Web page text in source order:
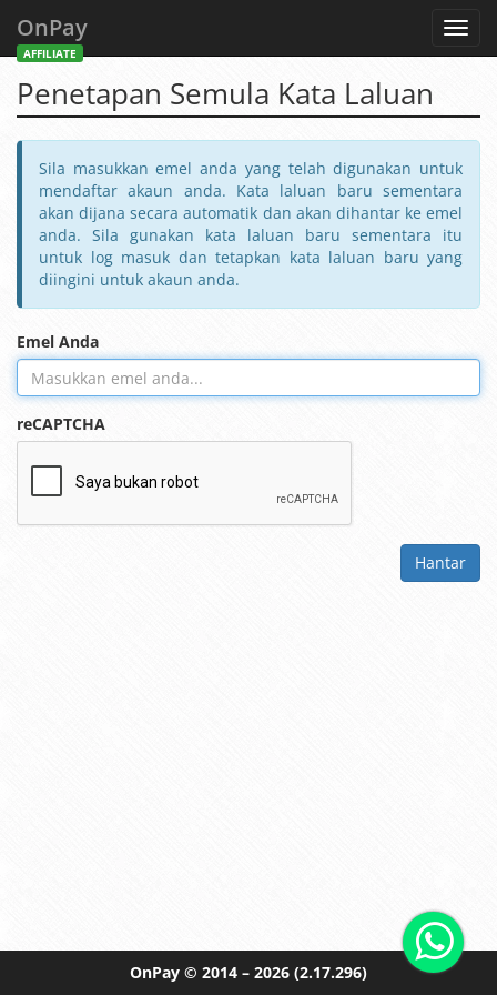
OnPay
AFFILIATE
Penetapan Semula Kata Laluan
Sila masukkan emel anda yang telah digunakan untuk
mendaftar akaun anda. Kata laluan baru sementara
akan dijana secara automatik dan akan dihantar ke emel
anda. Sila gunakan kata laluan baru sementara itu
untuk log masuk dan tetapkan kata laluan baru yang
diingini untuk akaun anda.
Emel Anda
reCAPTCHA
Hantar
OnPay © 2014 – 2026 (2.17.296)